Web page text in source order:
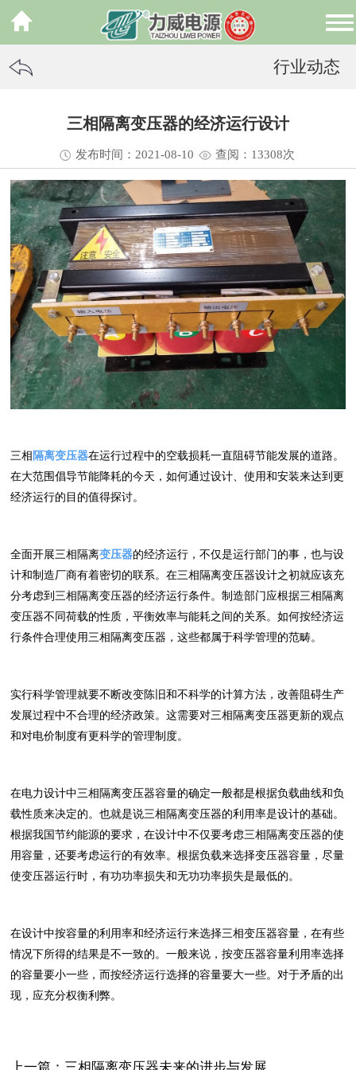
行业动态
三相隔离变压器的经济运行设计
发布时间：2021-08-10 查阅：13308次
三相 隔离变压器在运行过程中的空载损耗一直阻碍节能发展的道路。
在大范围倡导节能降耗的今天，如何通过设计、使用和安装来达到更
经济运行的目的值得探讨。
全面开展三相隔离变压器的经济运行，不仅是运行部门的事，也与设
计和制造厂商有着密切的联系。在三相隔离变压器设计之初就应该充
分考虑到三相隔离变压器的经济运行条件。制造部门应根据三相隔离
变压器不同荷载的性质，平衡效率与能耗之间的关系。如何按经济运
行条件合理使用三相隔离变压器，这些都属于科学管理的范畴。
实行科学管理就要不断改变陈旧和不科学的计算方法，改善阻碍生产
发展过程中不合理的经济政策。这需要对三相隔离变压器更新的观点
和对电价制度有更科学的管理制度。
在电力设计中三相隔离变压器容量的确定一般都是根据负载曲线和负
载性质来决定的。也就是说三相隔离变压器的利用率是设计的基础。
根据我国节约能源的要求，在设计中不仅要考虑三相隔离变压器的使
用容量，还要考虑运行的有效率。根据负载来选择变压器容量，尽量
使变压器运行时，有功功率损失和无功功率损失是最低的。
在设计中按容量的利用率和经济运行来选择三相变压器容量，在有些
情况下所得的结果是不一致的。一般来说，按变压器容量利用率选择
的容量要小一些，而按经济运行选择的容量要大一些。对于矛盾的出
现，应充分权衡利弊。
上一篇：三相隔离变压器未来的进步与发展